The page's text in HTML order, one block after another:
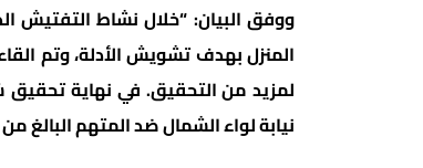
ووفق البيان: “خلال نشاط
المنزل بهدف تشويش الأدلة، وتم
لمزيد من التحقيق. في نهاية تحقيق
نيابة لواء الشمال ضد المتهم البالغ من العمر (21 عامًا) من